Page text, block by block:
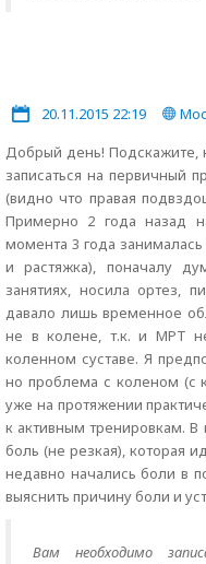
20.11.2015 22:19
Добрый день! Подскажите,
записаться на первичный
(видно что правая
Примерно 2 года назад
момента 3 года
и растяжка), поначалу
занятиях, носила ортез,
давало лишь временное
не в колене, т.к. и МРТ
коленном суставе. Я
но проблема с коленом (с
уже на протяжении
к активным тренировкам.
боль (не резкая), которая
недавно начались боли в
выяснить причину боли и
Вам необходимо